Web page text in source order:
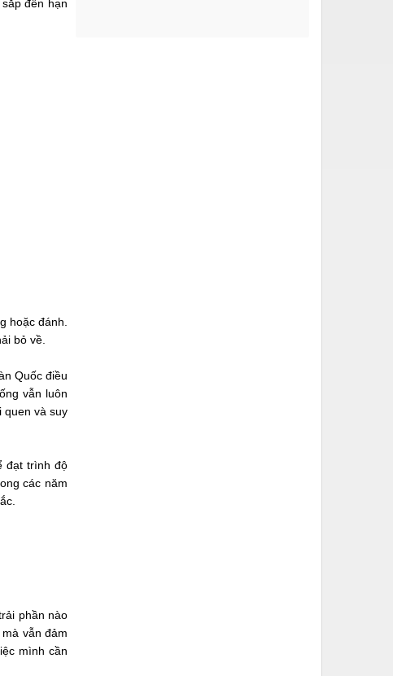
đến hạn
hoặc đánh.
bỏ về.
Quốc điều
vẫn luôn
quen và suy
đạt trình độ
các năm
phần nào
vẫn đảm
mình cần